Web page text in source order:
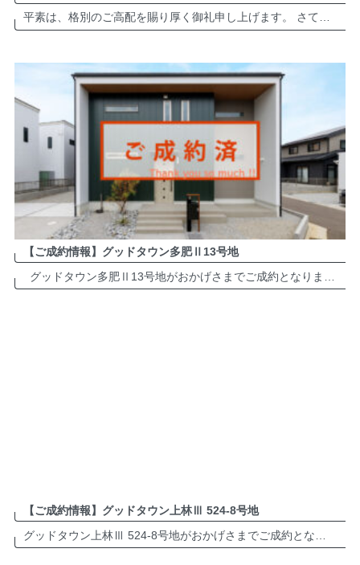
平素は、格別のご高配を賜り厚く御礼申し上げます。 さて、弊社は誠に勝手ながら夏季休業日を以下の通りとさせて頂きます。 夏季休業：2026年8月8日（土）～8月16日（日） ※2026年8月17日（月）より、平常通り営業致 […]
【ご成約情報】グッドタウン多肥Ⅱ13号地
【ご成約情報】グッドタウン上林Ⅲ 524-8号地